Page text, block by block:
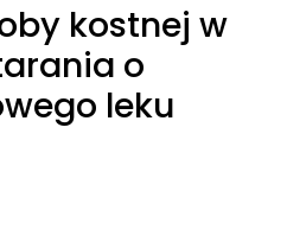
kostnej w
o
leku